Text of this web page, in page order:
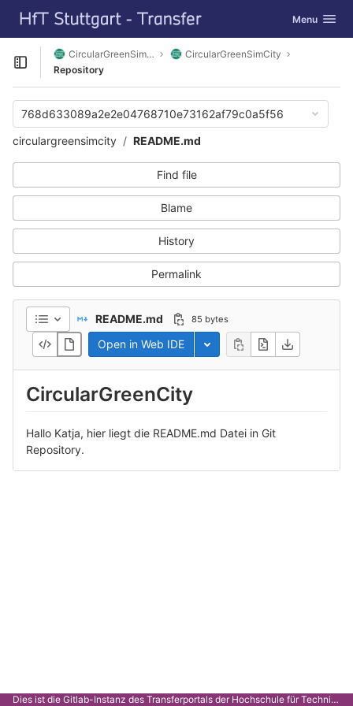
Skip to content
GitLab Toggle
Menu
Open sidebar
CircularGreenSimCity
CircularGreenSimCity
Repository
768d633089a2e2e04768710e73162af79c0a5f56
circulargreensimcity
README.md
Find file
Blame
History
Permalink
README.md 85 bytes
Open in Web IDE Toggle dropdown
CircularGreenCity
Hallo Katja, hier liegt die README.md Datei in Git
Repository.
Dies ist die Gitlab-Instanz des Transferportals der Hochschule für Technik Stuttgart.